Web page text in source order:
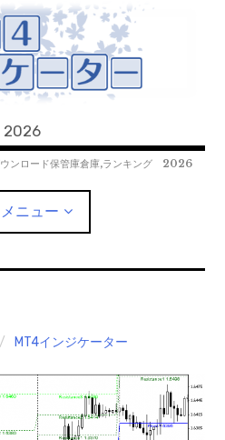
2026
ンロード保管庫倉庫,ランキング 2026
メニュー
にする方法
MT4インジケーター